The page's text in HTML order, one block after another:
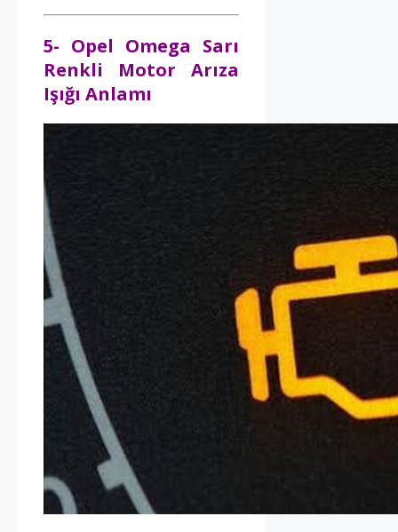
5- Opel Omega Sarı
Renkli Motor Arıza
Işığı Anlamı